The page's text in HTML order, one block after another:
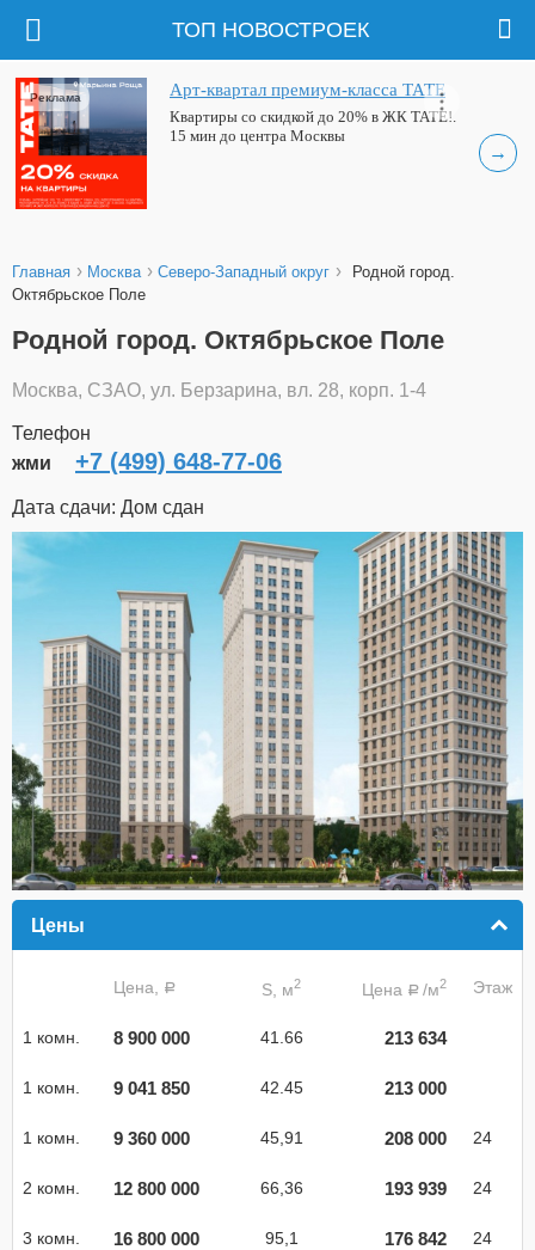
ТОП НОВОСТРОЕК
→
Арт-квартал премиум-класса ТАТЕ
Квартиры со скидкой до 20% в ЖК ТАТЕ!.
15 мин до центра Москвы
Реклама
Главная › Москва › Северо-Западный округ ›
Родной город.
Октябрьское Поле
Родной город. Октябрьское Поле
Москва, СЗАО, ул. Берзарина, вл. 28, корп. 1-4
Телефон
жми
+7 (499) 648-77-06
Дата сдачи: Дом сдан
Цены
Цена, a S, м2 Цена a /м2 Этаж
1 комн. 8 900 000 41.66 213 634
1 комн. 9 041 850 42.45 213 000
1 комн. 9 360 000 45,91 208 000 24
2 комн. 12 800 000 66,36 193 939 24
3 комн. 16 800 000 95,1 176 842 24